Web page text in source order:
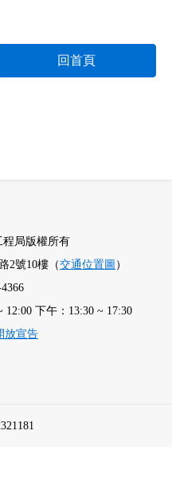
回首頁
程局版權所有
2號10樓（交通位置圖 ）
下午：13:30 ~ 17:30
放宣告